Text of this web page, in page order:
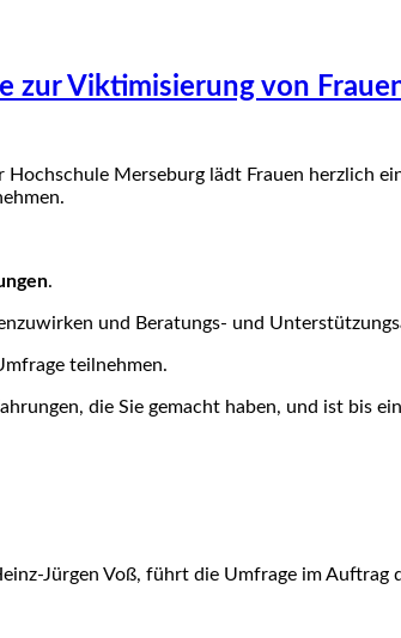
zur Viktimisierung von
Merseburg lädt Frauen herzlich
.
und Beratungs- und
teilnehmen.
die Sie gemacht haben, und ist bis
Jürgen Voß, führt die Umfrage im